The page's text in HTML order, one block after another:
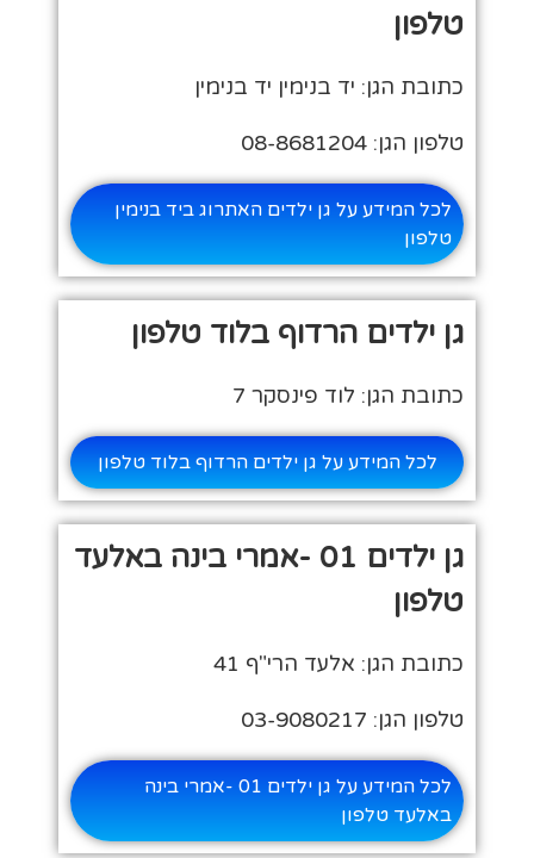
טלפון
כתובת הגן: יד בנימין יד בנימין
טלפון הגן: 08-8681204
לכל המידע על גן ילדים האתרוג ביד בנימין
טלפון
גן ילדים הרדוף בלוד טלפון
כתובת הגן: לוד פינסקר 7
לכל המידע על גן ילדים הרדוף בלוד טלפון
גן ילדים 01 -אמרי בינה באלעד
טלפון
כתובת הגן: אלעד הרי"ף 41
טלפון הגן: 03-9080217
לכל המידע על גן ילדים 01 -אמרי בינה
באלעד טלפון